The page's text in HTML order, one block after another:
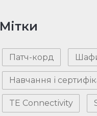
Мітки
Патч-корд
Навчання і
TE Connectivity